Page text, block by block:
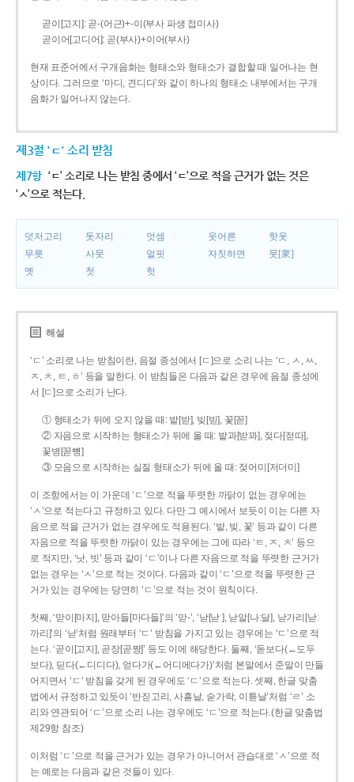
곧이[고지]: 곧-­(어근)+­-이(부사 파생 접미사)
곧이어[고디어]: 곧(부사)+이어(부사)
현재 표준어에서 구개음화는 형태소와 형태소가 결합할 때 일어나는 현
상이다. 그러므로 ‘마디, 견디다’와 같이 하나의 형태소 내부에서는 구개
음화가 일어나지 않는다.
제3절 'ㄷ' 소리 받침
제7항 ‘ㄷ’ 소리로 나는 받침 중에서 ‘ㄷ’으로 적을 근거가 없는 것은
‘ㅅ’으로 적는다.
덧저고리 돗자리 엇셈 웃어른
핫옷
무릇
사뭇 얼핏 자칫하면
뭇[衆]
옛
첫 헛
해설
‘ㄷ’ 소리로 나는 받침이란, 음절 종성에서 [ㄷ]으로 소리 나는 ‘ㄷ, ㅅ, ㅆ,
ㅈ, ㅊ, ㅌ, ㅎ’ 등을 말한다. 이 받침들은 다음과 같은 경우에 음절 종성에
서 [ㄷ]으로 소리가 난다.
① 형태소가 뒤에 오지 않을 때: 밭[받], 빚[빋], 꽃[꼳]
② 자음으로 시작하는 형태소가 뒤에 올 때: 밭과[받꽈], 젖다[젇따],
꽃병[꼳뼝]
③ 모음으로 시작하는 실질 형태소가 뒤에 올 때: 젖어미[저더미]
이 조항에서는 이 가운데 ‘ㄷ’으로 적을 뚜렷한 까닭이 없는 경우에는
‘ㅅ’으로 적는다고 규정하고 있다. 다만 그 예시에서 보듯이 이는 다른 자
음으로 적을 근거가 없는 경우에도 적용된다. ‘밭, 빚, 꽃’ 등과 같이 다른
자음으로 적을 뚜렷한 까닭이 있는 경우에는 그에 따라 ‘ㅌ, ㅈ, ㅊ’ 등으
로 적지만, ‘낫, 빗’ 등과 같이 ‘ㄷ’이나 다른 자음으로 적을 뚜렷한 근거가
없는 경우는 ‘ㅅ’으로 적는 것이다. 다음과 같이 ‘ㄷ’으로 적을 뚜렷한 근
거가 있는 경우에는 당연히 ‘ㄷ’으로 적는 것이 원칙이다.
첫째, ‘맏이[마지], 맏아들[마다들]’의 ‘맏-’, ‘낟[낟ː], 낟알[나ː달], 낟가리[낟ː
까리]’의 ‘낟’처럼 원래부터 ‘ㄷ’ 받침을 가지고 있는 경우에는 ‘ㄷ’으로 적
는다. ‘곧이[고지], 곧장[곧짱]’ 등도 이에 해당한다. 둘째, ‘돋보다(←도두
보다), 딛다(←디디다), 얻다가(←어디에다가)’처럼 본말에서 준말이 만들
어지면서 ‘ㄷ’ 받침을 갖게 된 경우에도 ‘ㄷ’으로 적는다. 셋째, 한글 맞춤
법에서 규정하고 있듯이 ‘반짇고리, 사흗날, 숟가락, 이튿날’처럼 ‘ㄹ’ 소
리와 연관되어 ‘ㄷ’으로 소리 나는 경우에도 ‘ㄷ’으로 적는다.(한글 맞춤법
제29항 참조)
이처럼 ‘ㄷ’으로 적을 근거가 있는 경우가 아니어서 관습대로 ‘ㅅ’으로 적
는 예로는 다음과 같은 것들이 있다.